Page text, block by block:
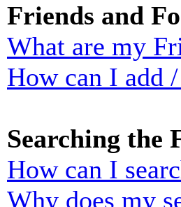
Friends and
What are my
How can I add
Searching the
How can I
Why does my